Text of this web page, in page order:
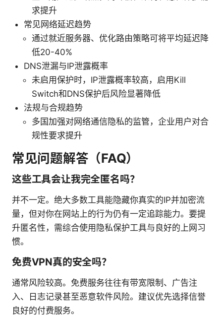
求提升
常见网络延迟趋势
通过就近服务器、优化路由策略可将平均延迟降
低20-40%
DNS泄漏与IP泄露概率
未启用保护时，IP泄露概率较高，启用Kill
Switch和DNS保护后风险显著降低
法规与合规趋势
多国加强对网络通信隐私的监管，企业用户对合
规性要求提升
常见问题解答（FAQ）
这些工具会让我完全匿名吗？
并不一定。绝大多数工具能隐藏你真实的IP并加密流
量，但对你在网站上的行为仍有一定追踪能力。要提
升匿名性，需综合使用隐私保护工具与良好的上网习
惯。
免费VPN真的安全吗？
通常风险较高。免费服务往往有带宽限制、广告注
入、日志记录甚至恶意软件风险。建议优先选择信誉
良好的付费服务。